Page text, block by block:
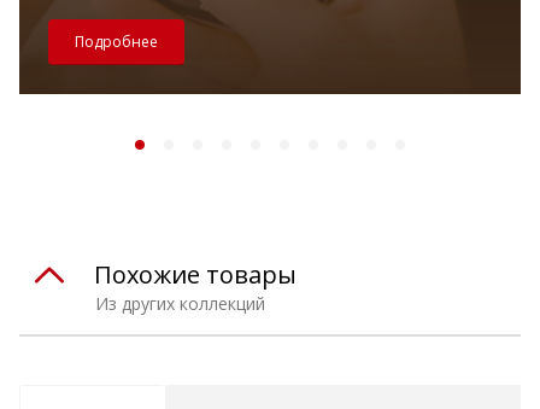
Подробнее
Из других коллекций
Похожие товары